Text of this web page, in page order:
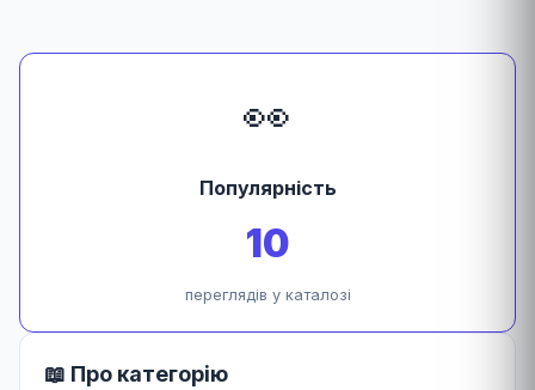
👀
Популярність
10
переглядів у каталозі
📖 Про категорію